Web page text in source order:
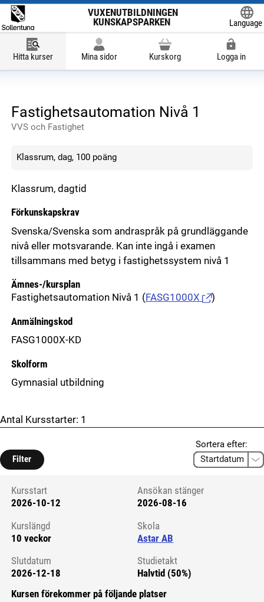
VUXENUTBILDNINGEN
KUNSKAPSPARKEN
Language
Hitta kurser Mina sidor Kurskorg Logga in
Fastighetsautomation Nivå 1
VVS och Fastighet
Klassrum, dag, 100 poäng
Klassrum, dagtid
Förkunskapskrav
Svenska/Svenska som andraspråk på grundläggande
nivå eller motsvarande. Kan inte ingå i examen
tillsammans med betyg i fastighetssystem nivå 1
Ämnes-/kursplan
Fastighetsautomation Nivå 1 ( FASG1000X )
Anmälningskod
FASG1000X-KD
Skolform
Gymnasial utbildning
Antal Kursstarter: 1
Filter
Sortera efter:
Kursstart 6225441
Kursstart
2026-10-12
Ansökan stänger
2026-08-16
Kurslängd
10 veckor
Skola
Astar AB
Slutdatum
2026-12-18
Studietakt
Halvtid (50%)
Kursen förekommer på följande platser